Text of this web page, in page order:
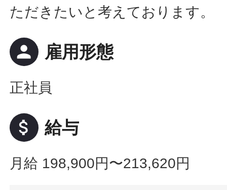
ただきたいと考えております。
person 雇用形態
正社員
attach_money 給与
月給 198,900円〜213,620円